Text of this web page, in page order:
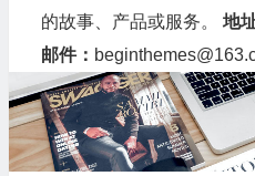
的故事、产品或服务。 地
邮件：